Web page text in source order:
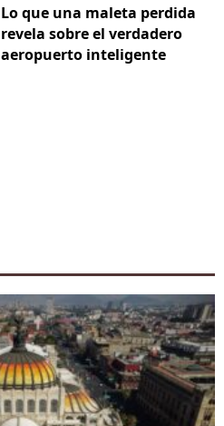
Lo que una maleta perdida
revela sobre el verdadero
aeropuerto inteligente